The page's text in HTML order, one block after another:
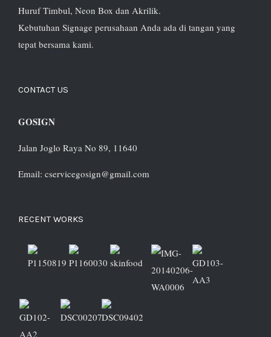
Huruf Timbul, Neon Box dan Akrilik.
Kebutuhan Signage perusahaan Anda ada di tangan yang
tepat bersama kami.
CONTACT US
GOSIGN
Jalan Joglo Raya No 89, 11640
Email: cservicegosign@gmail.com
RECENT WORKS